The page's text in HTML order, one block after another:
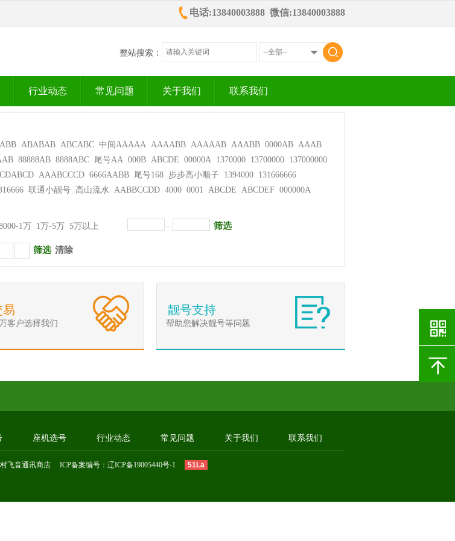
电话:13840003888 微信:13840003888
整站搜索：
行业动态 常见问题 关于我们 联系我们
ABABAB ABCABC 中间AAAAA AAAABB AAAAAB AAABB 0000AB AAAB
88888AB 8888ABC 尾号AA 000B ABCDE 00000A 1370000 13700000 137000000
AAABCCCD 6666AABB 尾号168 步步高小顺子 1394000 131666666
联通小靓号 高山流水 AABBCCDD 4000 0001 ABCDE ABCDEF 000000A
1万 1万-5万 5万以上 - 筛选
筛选 清除
易
客户选择我们
靓号支持
帮助您解决靓号等问题
座机选号 行业动态 常见问题 关于我们 联系我们
飞音通讯商店 ICP备案编号： 辽ICP备19005440号-1 51La